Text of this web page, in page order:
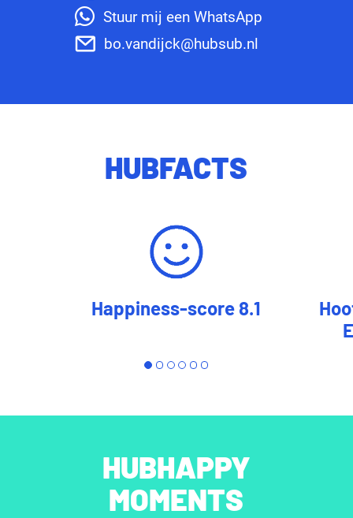
Stuur mij een WhatsApp
bo.vandijck@hubsub.nl
HUBFACTS
Happiness-score 8.1
HUBHAPPY
MOMENTS